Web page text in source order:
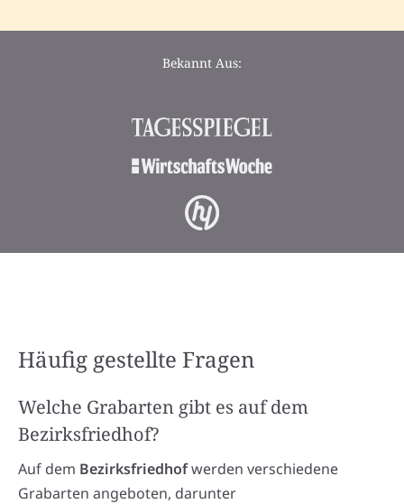
Bekannt Aus:
Häufig gestellte Fragen
Welche Grabarten gibt es auf dem
Bezirksfriedhof?
Auf dem Bezirksfriedhofwerden verschiedene
Grabarten angeboten, darunter